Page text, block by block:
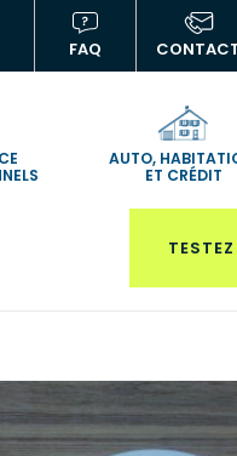
FAQ (NOUVELLE
FENÊTRE)
AUTO,
ET CRÉDIT